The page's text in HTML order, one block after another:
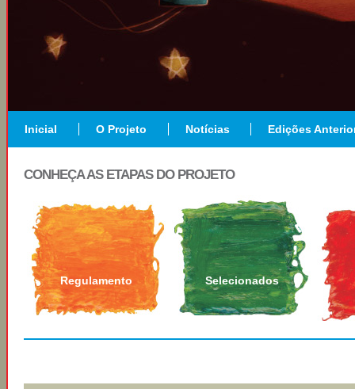
Inicial O Projeto Notícias Edições
CONHEÇA AS ETAPAS DO PROJETO
Regulamento Selecionados